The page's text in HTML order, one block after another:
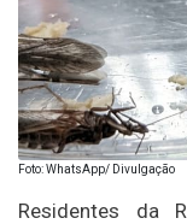
Foto: WhatsApp/ Divulgação
Residentes da